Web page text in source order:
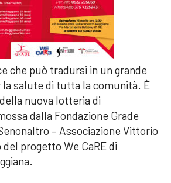
che può tradursi in un grande
salute di tutta la comunità. È
nuova lotteria di
dalla Fondazione Grade
– Associazione Vittorio
progetto We CaRE di